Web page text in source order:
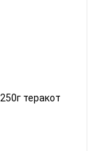
теракот